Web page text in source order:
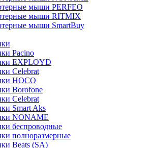
мыши PERFEO
мыши RITMIX
мыши SmartBuy
Pacino
EXPLOYD
Celebrat
HOCO
Borofone
Celebrat
Smart Aks
NONAME
беспроводные
полноразмерные
Beats (SA)